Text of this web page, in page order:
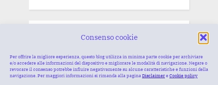
Consenso cookie
Per offrire la migliore esperienza, questo blog utilizza in minima parte cookie per archiviare
e/o accedere alle informazioni del dispositivo e migliorare le modalità di navigazione. Negare o
revocare il consenso potrebbe influire negativamente su alcune caratteristiche e funzioni della
navigazione. Per maggiori informazioni si rimanda alla pagina DisclaimereCookie policy
Articoli recenti
Gli effetti negativi dei social network